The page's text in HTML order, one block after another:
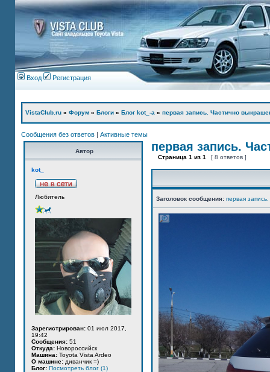
Вход Регистрация
VistaClub.ru » Форум » Блоги » Блог kot_-а » первая запись. Частично
Сообщения без ответов | Активные темы
Автор
kot_
Любитель
Зарегистрирован: 01 июл 2017,
19:42
Сообщения: 51
Откуда: Новороссийск
Машина: Toyota Vista Ardeo
О машине: диванчик =)
Блог: Посмотреть блог (1)
первая запись.
Страница 1 из 1 [ 8 ответов ]
Заголовок сообщения: первая